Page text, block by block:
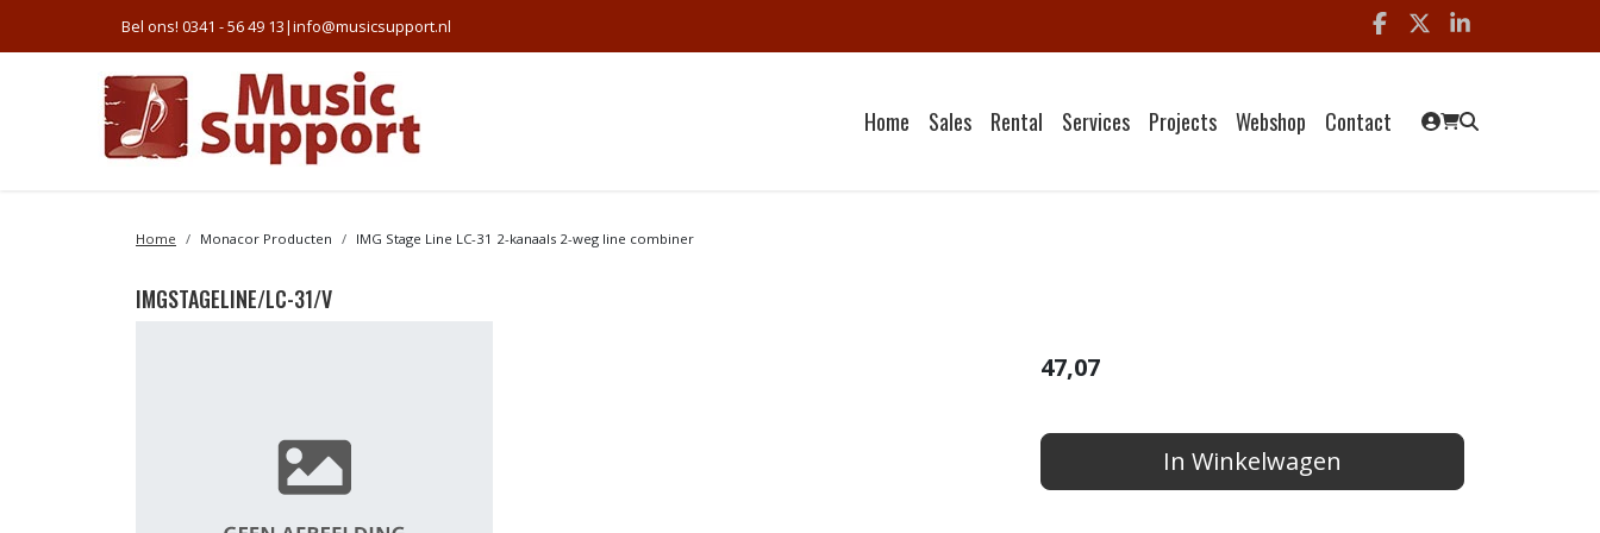
Bel ons! 0341 - 56 49 13|info@musicsupport.nl Facebook
x linkedin
Home Sales Rental Services Projects Webshop Contact
Home Monacor Producten IMG Stage Line LC-31 2-kanaals 2-weg line combiner
IMGSTAGELINE/LC-31/V
47,07
In Winkelwagen